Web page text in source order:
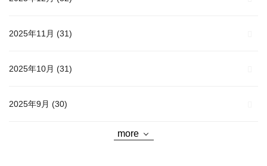
2025年11月 (31)
2025年10月 (31)
2025年9月 (30)
more